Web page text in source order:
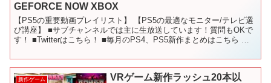
GEFORCE NOW XBOX
【PS5の重要動画プレイリスト】 【PS5の最適なモニター/テレビ選
び講座】 ■サブチャンネルでは主に生放送しています！質問もOKで
す！ ■Twitterはこちら！ ■毎月のPS4、PS5新作まとめはこちら 〇
新作ゲーム
VRゲーム新作ラッシュ20本以